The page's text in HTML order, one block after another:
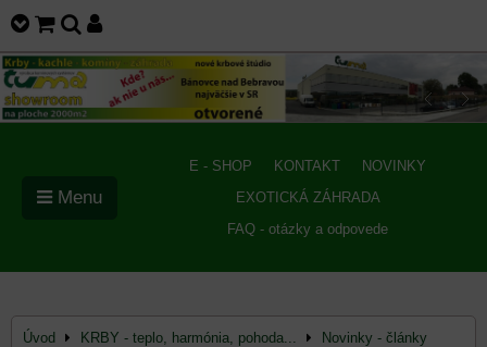
E - SHOP KONTAKT
NOVINKY
EXOTICKÁ ZÁHRADA
FAQ - otázky a odpovede
Menu
Úvod KRBY - teplo, harmónia, pohoda... Novinky - články